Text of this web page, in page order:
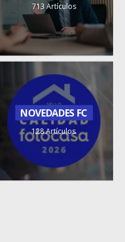
713 Artículos
NOVEDADES FC
128 Artículos